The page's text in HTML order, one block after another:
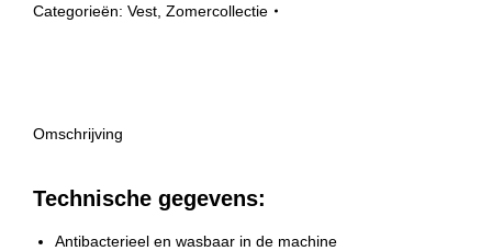
Categorieën: Vest Zomercollectie
Omschrijving
Technische gegevens:
Antibacterieel en wasbaar in de machine